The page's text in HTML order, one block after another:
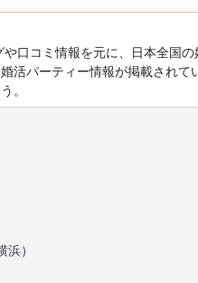
口コミ情報を元に、日本全国
パーティー情報が掲載され
。
浜）